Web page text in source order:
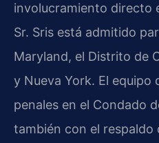
involucramiento directo
Sr. Sris está admitido
Maryland, el Distrito de
y Nueva York. El equipo
penales en el Condado
también con el respaldo